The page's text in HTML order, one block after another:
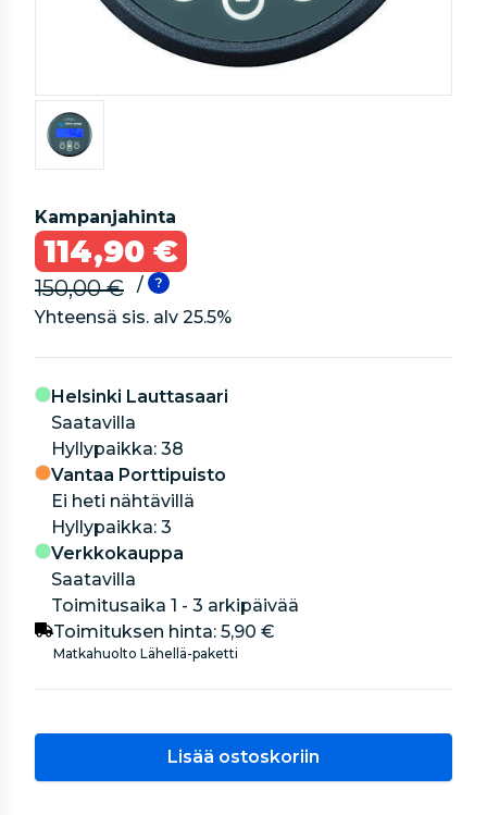
Kampanjahinta
114,90 €
150,00 €
/
Yhteensä sis. alv 25.5%
Helsinki Lauttasaari
Saatavilla
hyllypaikka: 38
Vantaa Porttipuisto
Ei heti nähtävillä
hyllypaikka: 3
Verkkokauppa
Saatavilla
Toimitusaika 1 - 3 arkipäivää
Toimituksen hinta: 5,90 €
Matkahuolto Lähellä-paketti
Lisää ostoskoriin